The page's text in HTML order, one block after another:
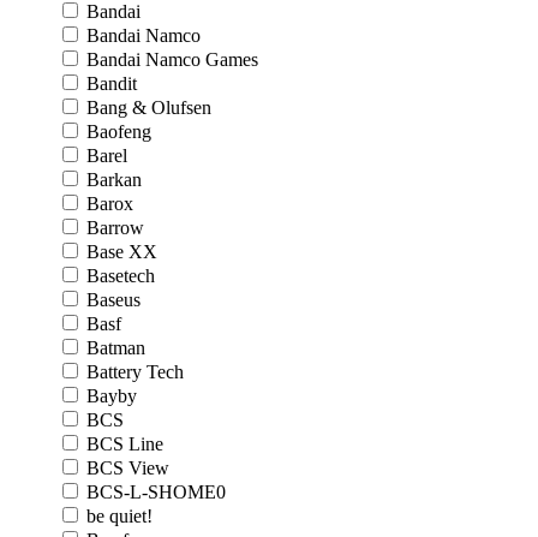
Bandai
Bandai Namco
Bandai Namco Games
Bandit
Bang & Olufsen
Baofeng
Barel
Barkan
Barox
Barrow
Base XX
Basetech
Baseus
Basf
Batman
Battery Tech
Bayby
BCS
BCS Line
BCS View
BCS-L-SHOME0
be quiet!